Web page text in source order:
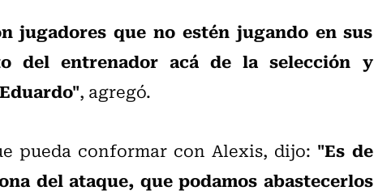
jugadores que no estén jugando en sus
del entrenador acá de la selección y
, agregó.
pueda conformar con Alexis, dijo: "Es de
del ataque, que podamos abastecerlos